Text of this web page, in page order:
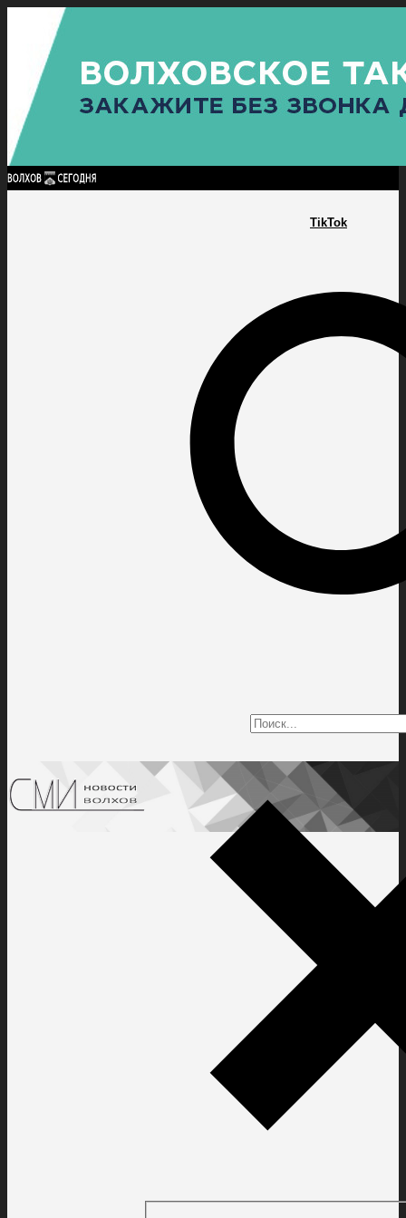
TikTok
Найти:
ГЛАВНАЯ ПОЛИТИКАПРОИСШЕСТВИЯ ПРОКУРАТУРАСПОРТ
ПОЛИТИКА
КУЛЬТУРА
ПОСЕЛЕНИЯ